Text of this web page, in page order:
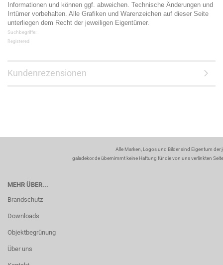
Informationen und können ggf. abweichen. Technische Änderungen und
Irrtümer vorbehalten. Alle Grafiken und Warenzeichen auf dieser Seite
unterliegen dem Recht der jeweiligen Eigentümer.
Suchbegriffe:
Registered
Kundenrezensionen
Alle Marken, Logos und Bilder sind Eigentum
galadekor.de übernimmt keine Haftung für die von uns verlinkten
MEHR ÜBER...
Brandschutz
Downloads
Objektbegrünung
Über uns